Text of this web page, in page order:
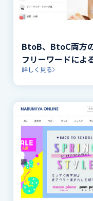
BtoB、BtoC両方
フリーワードによ
詳しく見る